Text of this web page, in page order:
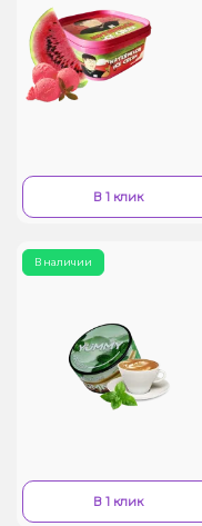
В 1 клик
В наличии
В 1 клик